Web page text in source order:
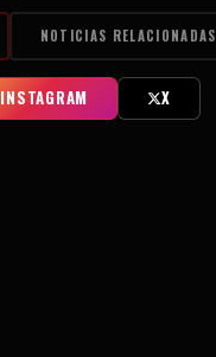
NOTICIAS RELACIONADAS
INSTAGRAM X